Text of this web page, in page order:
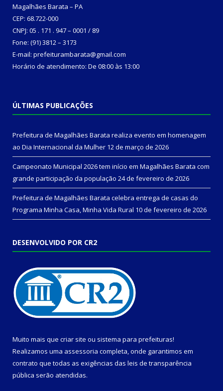
Magalhães Barata – PA
CEP: 68.722-000
CNPJ: 05 . 171 . 947 – 0001 / 89
Fone: (91) 3812 – 3173
E-mail: prefeiturambarata@gmail.com
Horário de atendimento: De 08:00 às 13:00
ÚLTIMAS PUBLICAÇÕES
Prefeitura de Magalhães Barata realiza evento em homenagem
ao Dia Internacional da Mulher 12 de março de 2026
Campeonato Municipal 2026 tem início em Magalhães Barata com
grande participação da população 24 de fevereiro de 2026
Prefeitura de Magalhães Barata celebra entrega de casas do
Programa Minha Casa, Minha Vida Rural 10 de fevereiro de 2026
DESENVOLVIDO POR CR2
Muito mais que criar site ou sistema para prefeituras!
Realizamos uma assessoria completa, onde garantimos em
contrato que todas as exigências das leis de transparência
pública serão atendidas.